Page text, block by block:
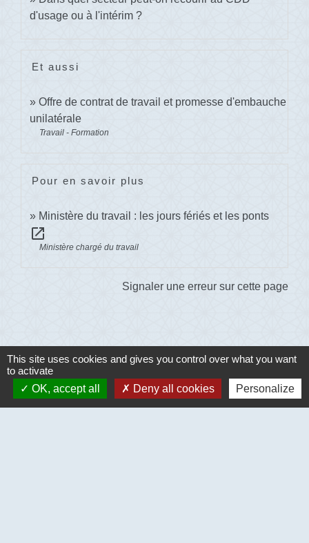
d'usage ou à l'intérim ?
Et aussi
Offre de contrat de travail et promesse d'embauche
unilatérale
Travail - Formation
Pour en savoir plus
Ministère du travail : les jours fériés et les ponts
open_in_new
Ministère chargé du travail
Signaler une erreur sur cette page
Contacts
Commune de Ecouis
Mairie - 1 place de la mairie - BP 8
This site uses cookies and gives you control over what you want
to activate
OK, accept all
Deny all cookies Personalize